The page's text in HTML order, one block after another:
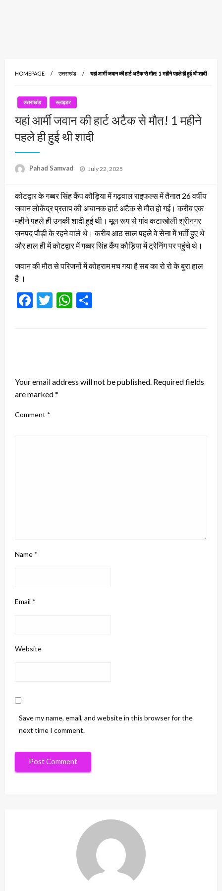
HOMEPAGE उत्तराखंड यहां आर्मी जवान की हार्ट अटैक से मौत! 1 महीने पहले ही हुई थी शादी
उत्तराखंड स्लाइडर
यहां आर्मी जवान की हार्ट अटैक से मौत! 1 महीने
पहले ही हुई थी शादी
Pahad Samvad
Posted
July 22, 2025
कोटद्वार के गब्बर सिंह कैंप कौड़िया में गढ़वाल राइफल्स में तैनात 26 वर्षीय
जवान लोकेंद्र प्रताप की अचानक हार्ट अटैक से मौत हो गई। करीब एक
महीने पहले ही उनकी शादी हुई थी। मूल रूप से गांव कटाखोली श्रीनगर
जनपद पौड़ी के रहने वाले थे। करीब आठ साल पहले वे सेना में भर्ती हुए थे
और हाल ही में कोटद्वार में गब्बर सिंह कैंप कौड़िया में ट्रेनिंग पर पहुंचे थे।
जवान की मौत से परिजनों में कोहराम मच गया है सब का रो रो के बुरा हाल
है ।
Facebook
TwitterWhatsApp
Your email address will not be published. Required fields
are marked*
Comment *
Name *
Email *
Website
Save my name, email, and website in this browser for the
next time I comment.